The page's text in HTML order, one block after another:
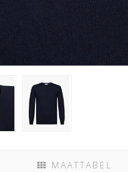
MAATTABEL